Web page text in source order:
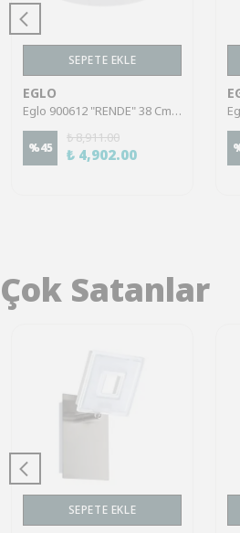
SEPETE EKLE
EGLO
Eglo 900612 "RENDE" 38 Cm Çapında Çelik Beyaz Tavan Armatürü
%45
₺ 8,911.00
₺ 4,902.00
Çok Satanlar
SEPETE EKLE